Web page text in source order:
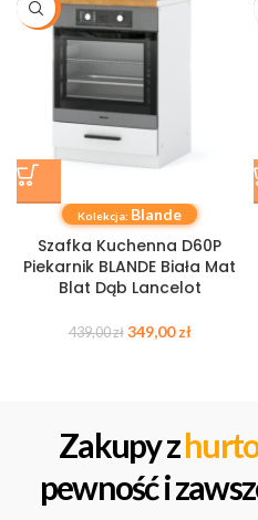
-21%
Kolekcja: Blande
Szafka Kuchenna D60P
Piekarnik BLANDE Biała Mat
Blat Dąb Lancelot
439,00zł 349,00zł
Zakupy z
pewność i